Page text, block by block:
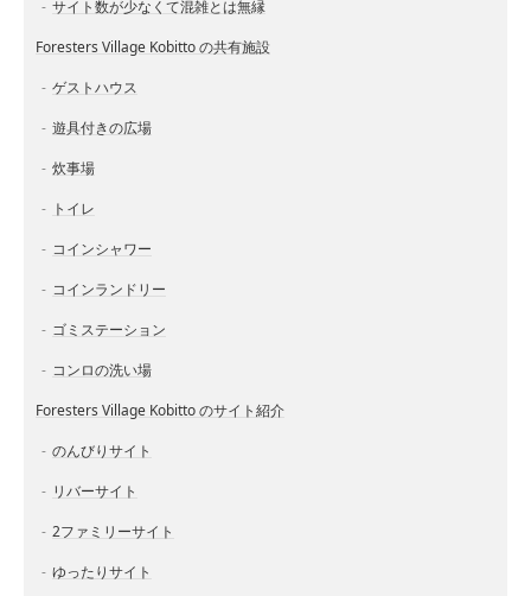
サイト数が少なくて混雑とは無縁
Foresters Village Kobitto の共有施設
ゲストハウス
遊具付きの広場
炊事場
トイレ
コインシャワー
コインランドリー
ゴミステーション
コンロの洗い場
Foresters Village Kobitto のサイト紹介
のんびりサイト
リバーサイト
2ファミリーサイト
ゆったりサイト